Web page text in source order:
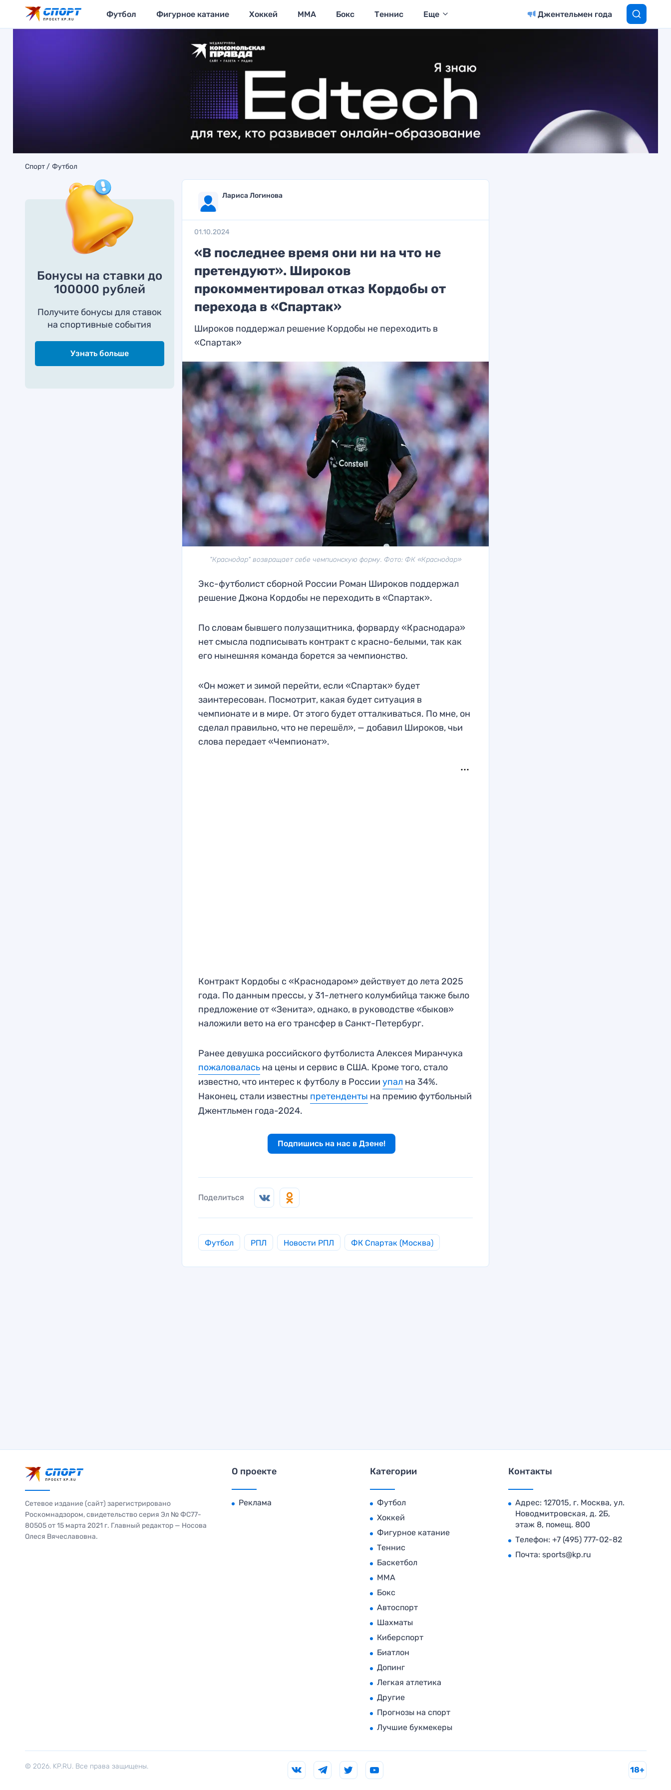
Футбол Фигурное катание Хоккей MMA Бокс Теннис Еще Джентельмен года
Спорт Футбол
Бонусы на ставки до
100000 рублей
Получите бонусы для ставок
на спортивные события
Узнать больше
Лариса Логинова
01.10.2024
«В последнее время они ни на что не
претендуют». Широков
прокомментировал отказ Кордобы от
перехода в «Спартак»
Широков поддержал решение Кордобы не переходить в
«Спартак»
"Краснодар" возвращает себе чемпионскую форму. Фото: ФК «Краснодар»
Экс-футболист сборной России Роман Широков поддержал
решение Джона Кордобы не переходить в «Спартак».
По словам бывшего полузащитника, форварду «Краснодара»
нет смысла подписывать контракт с красно-белыми, так как
его нынешняя команда борется за чемпионство.
«Он может и зимой перейти, если «Спартак» будет
заинтересован. Посмотрит, какая будет ситуация в
чемпионате и в мире. От этого будет отталкиваться. По мне, он
сделал правильно, что не перешёл», — добавил Широков, чьи
слова передает «Чемпионат».
Контракт Кордобы с «Краснодаром» действует до лета 2025
года. По данным прессы, у 31-летнего колумбийца также было
предложение от «Зенита», однако, в руководстве «быков»
наложили вето на его трансфер в Санкт-Петербург.
Ранее девушка российского футболиста Алексея Миранчука
пожаловалась на цены и сервис в США. Кроме того, стало
известно, что интерес к футболу в Россииупал на 34%.
Наконец, стали известны претенденты на премию футбольный
Джентльмен года-2024.
Подпишись на нас в Дзене!
Поделиться
Футбол РПЛ Новости РПЛ ФК Спартак (Москва)
Сетевое издание (сайт) зарегистрировано
Роскомнадзором, свидетельство серия Эл № ФС77-
80505 от 15 марта 2021 г. Главный редактор — Носова
Олеся Вячеславовна.
О проекте
Реклама
Категории
Футбол
Хоккей
Фигурное катание
Теннис
Баскетбол
MMA
Бокс
Автоспорт
Шахматы
Киберспорт
Биатлон
Допинг
Легкая атлетика
Другие
Прогнозы на спорт
Лучшие букмекеры
Контакты
Адрес: 127015, г. Москва, ул.
Новодмитровская, д. 2Б,
этаж 8, помещ. 800
Телефон: +7 (495) 777-02-82
Почта: sports@kp.ru
© 2026. KP.RU. Все права защищены. 18+